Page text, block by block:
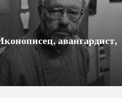
авангардист,